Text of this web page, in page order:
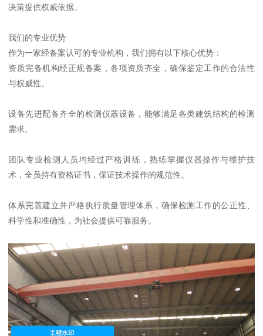
决策提供权威依据。
我们的专业优势
作为一家经备案认可的专业机构，我们拥有以下核心优势：
资质完备机构经正规备案，各项资质齐全，确保鉴定工作的合法性
与权威性。
设备先进配备齐全的检测仪器设备，能够满足各类建筑结构的检测
需求。
团队专业检测人员均经过严格训练，熟练掌握仪器操作与维护技
术，全员持有资格证书，保证技术操作的规范性。
体系完善建立并严格执行质量管理体系，确保检测工作的公正性、
科学性和准确性，为社会提供可靠服务。